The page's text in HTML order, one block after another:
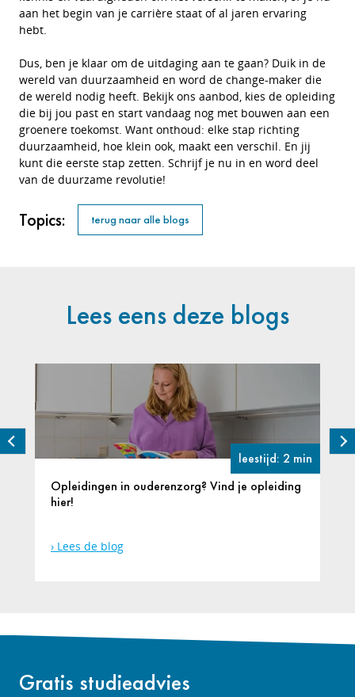
aan het begin van je carrière staat of al jaren ervaring
hebt.
Dus, ben je klaar om de uitdaging aan te gaan? Duik in de
wereld van duurzaamheid en word de change-maker die
de wereld nodig heeft. Bekijk ons aanbod, kies de opleiding
die bij jou past en start vandaag nog met bouwen aan een
groenere toekomst. Want onthoud: elke stap richting
duurzaamheid, hoe klein ook, maakt een verschil. En jij
kunt die eerste stap zetten. Schrijf je nu in en word deel
van de duurzame revolutie!
Topics: terug naar alle blogs
Lees eens deze blogs
leestijd: 2 min
Opleidingen in ouderenzorg? Vind je opleiding
hier!
Lees de blog
Gratis studieadvies